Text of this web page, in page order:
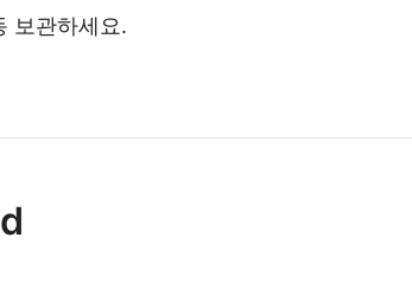
보관하세요.